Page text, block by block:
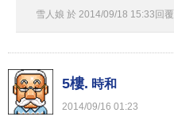
雪人娘 於 2014/09/18 15:33 回覆
5樓. 時和
2014/09/16 01:23